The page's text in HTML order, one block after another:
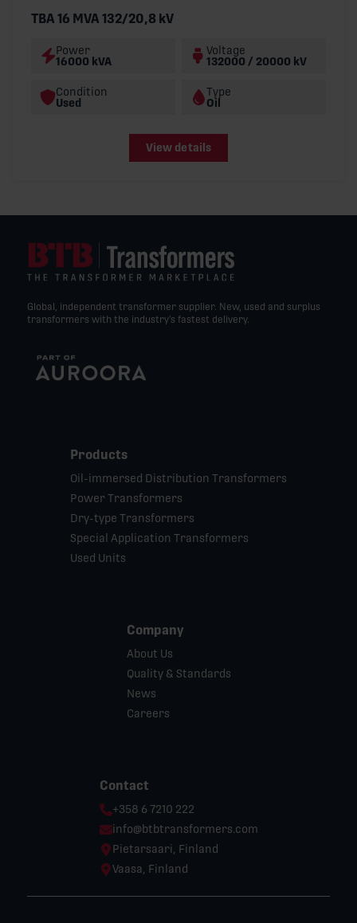
TBA 16 MVA 132/20,8 kV
Power
16000 kVA
Voltage
132000 / 20000 kV
Condition
Used
Type
Oil
View details
Global, independent transformer supplier. New, used and surplus
transformers with the industry’s fastest delivery.
Products
Oil-immersed Distribution Transformers
Power Transformers
Dry-type Transformers
Special Application Transformers
Used Units
Company
About Us
Quality & Standards
News
Careers
Contact
Phone:
+358 6 7210 222
Email:
info@btbtransformers.com
Location:
Pietarsaari, Finland
Location:
Vaasa, Finland